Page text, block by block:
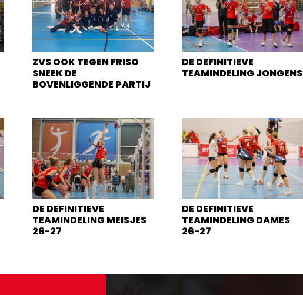
ZVS OOK TEGEN FRISO
SNEEK DE
BOVENLIGGENDE PARTIJ
DE DEFINITIEVE
TEAMINDELING JONGENS
DE DEFINITIEVE
TEAMINDELING MEISJES
26-27
DE DEFINITIEVE
TEAMINDELING DAMES
26-27